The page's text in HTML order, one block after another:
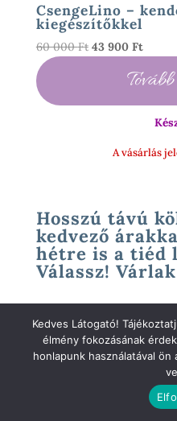
CsengeLino –
kiegészítőkkel
60 000Ft Original
43 900 FtCurrent
is:
900
A vásárlás
Hosszú távú
kedvező
hétre is a tiéd
Válassz! Várlak
Kedves Látogató!
élmény fokozásának
honlapunk használatával